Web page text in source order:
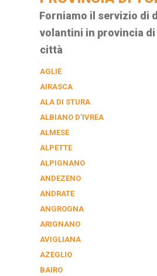
Forniamo il servizio di
volantini in provincia
città
AGLIÈ
AIRASCA
ALA DI STURA
ALBIANO D'IVREA
ALMESE
ALPETTE
ALPIGNANO
ANDEZENO
ANDRATE
ANGROGNA
ARIGNANO
AVIGLIANA
AZEGLIO
BAIRO